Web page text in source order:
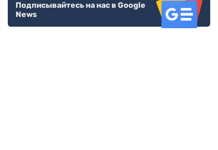
Подписывайтесь на нас в Google
News